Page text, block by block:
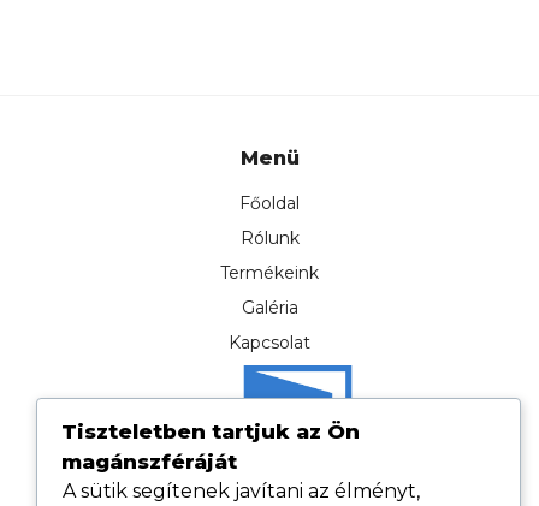
Menü
Főoldal
Rólunk
Termékeink
Galéria
Kapcsolat
Tiszteletben tartjuk az Ön
magánszféráját
A sütik segítenek javítani az élményt,